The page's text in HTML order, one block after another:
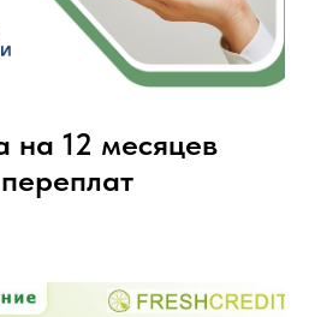
на 12 месяцев